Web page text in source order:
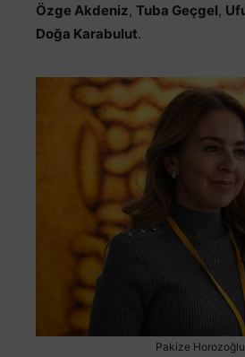
Özge Akdeniz, Tuba Geçgel,
Doğa Karabulut.
Pakize Horozoğlu